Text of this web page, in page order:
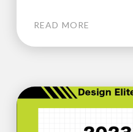
READ MORE